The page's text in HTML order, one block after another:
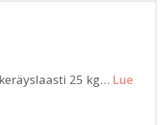
25 kg… Lue